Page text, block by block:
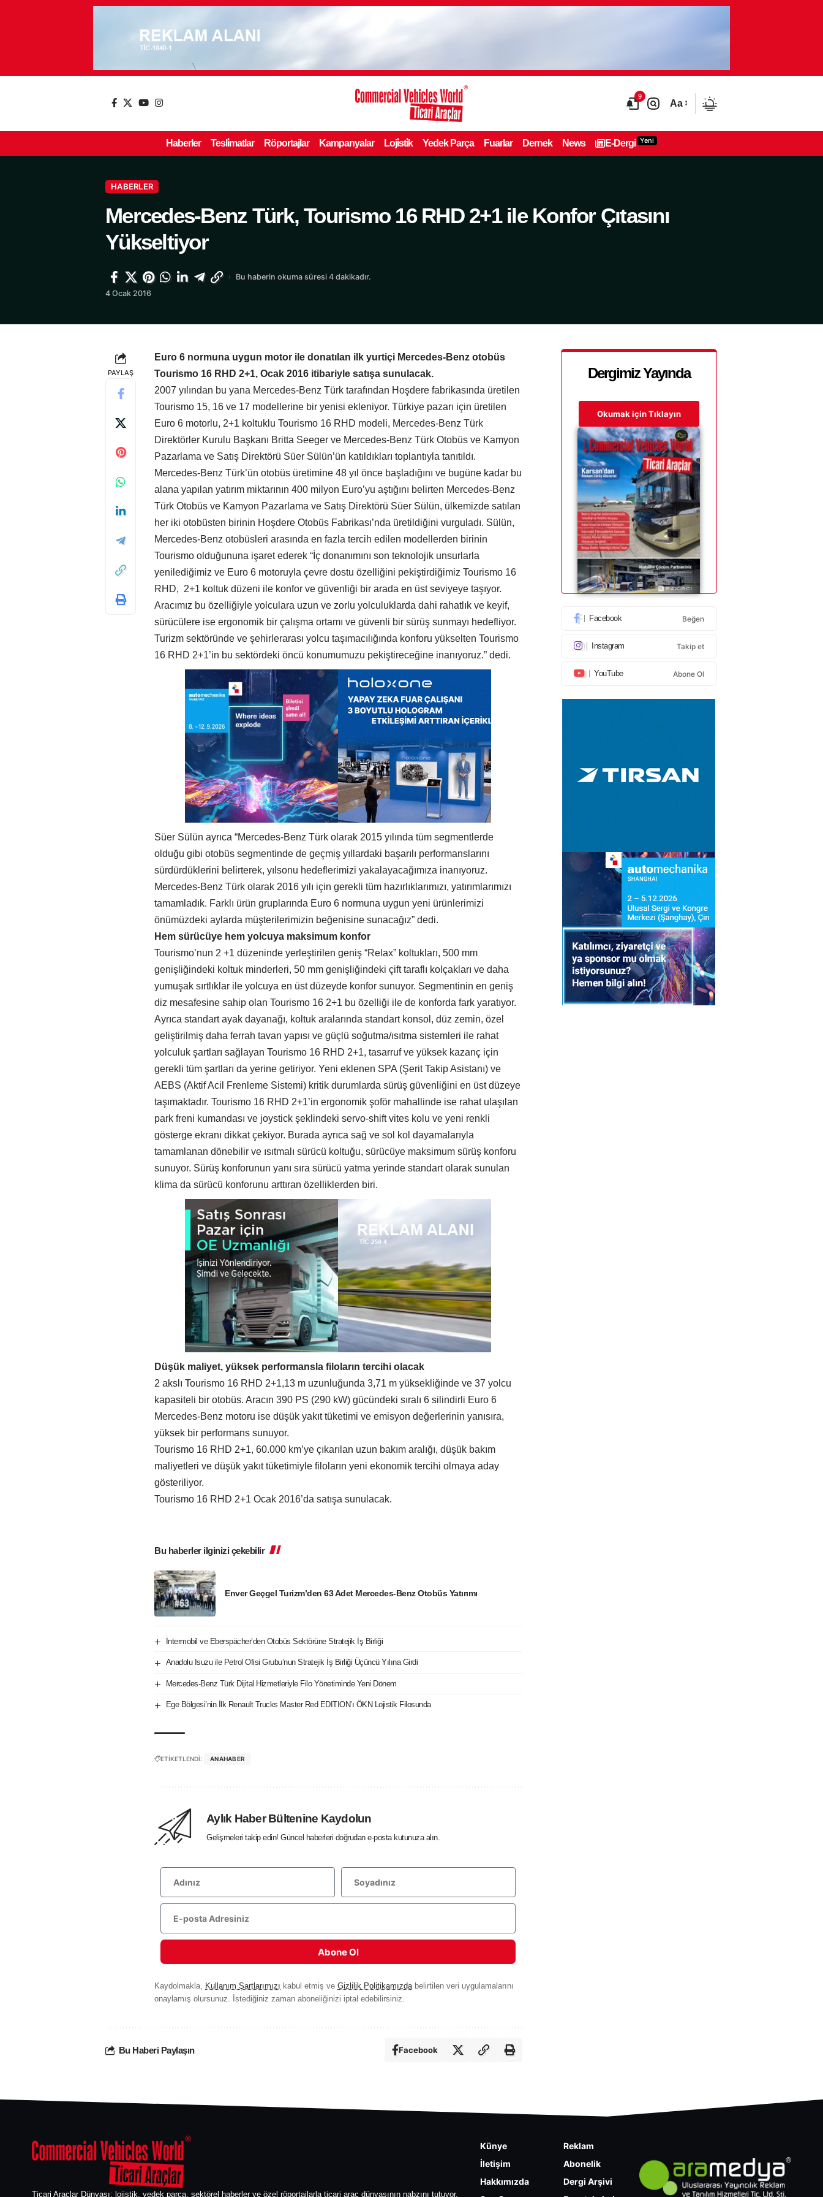
9
Aa
Haberler Tesli̇matlar Röportajlar Kampanyalar Loji̇sti̇k Yedek Parça Fuarlar Dernek News E-Dergi Yeni
HABERLER
Mercedes-Benz Türk, Tourismo 16 RHD 2+1 ile Konfor Çıtasını
Yükseltiyor
4 Ocak 2016
Bu haberin okuma süresi 4 dakikadır.
PAYLAŞ
Euro 6 normuna uygun motor ile donatılan ilk yurtiçi Mercedes-Benz otobüs
Tourismo 16 RHD 2+1, Ocak 2016 itibariyle satışa sunulacak.
2007 yılından bu yana Mercedes-Benz Türk tarafından Hoşdere fabrikasında üretilen
Tourismo 15, 16 ve 17 modellerine bir yenisi ekleniyor. Türkiye pazarı için üretilen
Euro 6 motorlu, 2+1 koltuklu Tourismo 16 RHD modeli, Mercedes-Benz Türk
Direktörler Kurulu Başkanı Britta Seeger ve Mercedes-Benz Türk Otobüs ve Kamyon
Pazarlama ve Satış Direktörü Süer Sülün’ün katıldıkları toplantıyla tanıtıldı.
Mercedes-Benz Türk’ün otobüs üretimine 48 yıl önce başladığını ve bugüne kadar bu
alana yapılan yatırım miktarının 400 milyon Euro’yu aştığını belirten Mercedes-Benz
Türk Otobüs ve Kamyon Pazarlama ve Satış Direktörü Süer Sülün, ülkemizde satılan
her iki otobüsten birinin Hoşdere Otobüs Fabrikası’nda üretildiğini vurguladı. Sülün,
Mercedes-Benz otobüsleri arasında en fazla tercih edilen modellerden birinin
Tourismo olduğununa işaret ederek “İç donanımını son teknolojik unsurlarla
yenilediğimiz ve Euro 6 motoruyla çevre dostu özelliğini pekiştirdiğimiz Tourismo 16
RHD, 2+1 koltuk düzeni ile konfor ve güvenliği bir arada en üst seviyeye taşıyor.
Aracımız bu özelliğiyle yolculara uzun ve zorlu yolculuklarda dahi rahatlık ve keyif,
sürücülere ise ergonomik bir çalışma ortamı ve güvenli bir sürüş sunmayı hedefliyor.
Turizm sektöründe ve şehirlerarası yolcu taşımacılığında konforu yükselten Tourismo
16 RHD 2+1’in bu sektördeki öncü konumumuzu pekiştireceğine inanıyoruz.” dedi.
Süer Sülün ayrıca “Mercedes-Benz Türk olarak 2015 yılında tüm segmentlerde
olduğu gibi otobüs segmentinde de geçmiş yıllardaki başarılı performanslarını
sürdürdüklerini belirterek, yılsonu hedeflerimizi yakalayacağımıza inanıyoruz.
Mercedes-Benz Türk olarak 2016 yılı için gerekli tüm hazırlıklarımızı, yatırımlarımızı
tamamladık. Farklı ürün gruplarında Euro 6 normuna uygun yeni ürünlerimizi
önümüzdeki aylarda müşterilerimizin beğenisine sunacağız” dedi.
Hem sürücüye hem yolcuya maksimum konfor
Tourismo’nun 2 +1 düzeninde yerleştirilen geniş “Relax” koltukları, 500 mm
genişliğindeki koltuk minderleri, 50 mm genişliğindeki çift taraflı kolçakları ve daha
yumuşak sırtlıklar ile yolcuya en üst düzeyde konfor sunuyor. Segmentinin en geniş
diz mesafesine sahip olan Tourismo 16 2+1 bu özelliği ile de konforda fark yaratıyor.
Ayrıca standart ayak dayanağı, koltuk aralarında standart konsol, düz zemin, özel
geliştirilmiş daha ferrah tavan yapısı ve güçlü soğutma/ısıtma sistemleri ile rahat
yolculuk şartları sağlayan Tourismo 16 RHD 2+1, tasarruf ve yüksek kazanç için
gerekli tüm şartları da yerine getiriyor. Yeni eklenen SPA (Şerit Takip Asistanı) ve
AEBS (Aktif Acil Frenleme Sistemi) kritik durumlarda sürüş güvenliğini en üst düzeye
taşımaktadır. Tourismo 16 RHD 2+1’in ergonomik şoför mahallinde ise rahat ulaşılan
park freni kumandası ve joystick şeklindeki servo-shift vites kolu ve yeni renkli
gösterge ekranı dikkat çekiyor. Burada ayrıca sağ ve sol kol dayamalarıyla
tamamlanan dönebilir ve ısıtmalı sürücü koltuğu, sürücüye maksimum sürüş konforu
sunuyor. Sürüş konforunun yanı sıra sürücü yatma yerinde standart olarak sunulan
klima da sürücü konforunu arttıran özelliklerden biri.
Düşük maliyet, yüksek performansla filoların tercihi olacak
2 akslı Tourismo 16 RHD 2+1,13 m uzunluğunda 3,71 m yüksekliğinde ve 37 yolcu
kapasiteli bir otobüs. Aracın 390 PS (290 kW) gücündeki sıralı 6 silindirli Euro 6
Mercedes-Benz motoru ise düşük yakıt tüketimi ve emisyon değerlerinin yanısıra,
yüksek bir performans sunuyor.
Tourismo 16 RHD 2+1, 60.000 km’ye çıkarılan uzun bakım aralığı, düşük bakım
maliyetleri ve düşük yakıt tüketimiyle filoların yeni ekonomik tercihi olmaya aday
gösteriliyor.
Tourismo 16 RHD 2+1 Ocak 2016’da satışa sunulacak.
Bu haberler ilginizi çekebilir
Enver Geçgel Turizm’den 63 Adet Mercedes-Benz Otobüs Yatırımı
İntermobil ve Eberspächer’den Otobüs Sektörüne Stratejik İş Birliği
Anadolu Isuzu ile Petrol Ofisi Grubu’nun Stratejik İş Birliği Üçüncü Yılına Girdi
Mercedes-Benz Türk Dijital Hizmetleriyle Filo Yönetiminde Yeni Dönem
Ege Bölgesi’nin İlk Renault Trucks Master Red EDITION’ı ÖKN Lojistik Filosunda
ETİKETLENDİ: ANAHABER
Aylık Haber Bültenine Kaydolun
Gelişmeleri takip edin! Güncel haberleri doğrudan e-posta kutunuza alın.
Abone Ol
Kaydolmakla, Kullanım Şartlarımızı kabul etmiş ve Gizlilik Politikamızdabelirtilen veri uygulamalarını
onaylamış olursunuz. İstediğiniz zaman aboneliğinizi iptal edebilirsiniz.
Bu Haberi Paylaşın Facebook
Dergimiz Yayında
Okumak için Tıklayın
Facebook Beğen
Instagram Takip et
YouTube Abone Ol
Ticari Araçlar Dünyası; lojistik, yedek parça, sektörel haberler ve özel röportajlarla ticari araç dünyasının nabzını tutuyor.
Künye
İletişim
Hakkımızda
Reklam
Abonelik
Dergi Arşivi